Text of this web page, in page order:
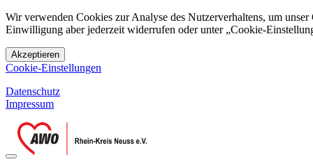
Wir verwenden Cookies zur Analyse des Nutzerverhaltens, um
Einwilligung aber jederzeit widerrufen oder unter „Cookie-
Akzeptieren
Cookie-Einstellungen
Datenschutz
Impressum